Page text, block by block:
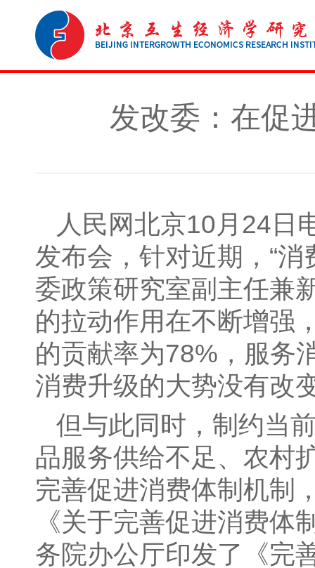
发改委：在促
人民网北京10月24日
发布会，针对近期，“
委政策研究室副主任兼
的拉动作用在不断增强
的贡献率为78%，服务
消费升级的大势没有改
但与此同时，制约当
品服务供给不足、农村
完善促进消费体制机制
《关于完善促进消费
务院办公厅印发了《完